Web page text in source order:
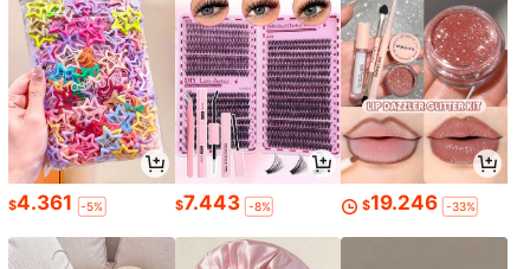
$4.361 -5% $7.443 -8% $19.246 -33%